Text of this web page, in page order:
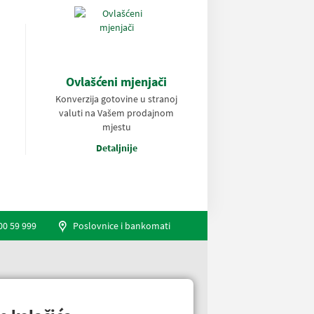
Ovlašćeni mjenjači
Konverzija gotovine u stranoj
valuti na Vašem prodajnom
mjestu
Detaljnije
59 999 Poslovnice i bankomati